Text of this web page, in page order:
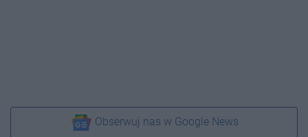
Obserwuj nas w Google News